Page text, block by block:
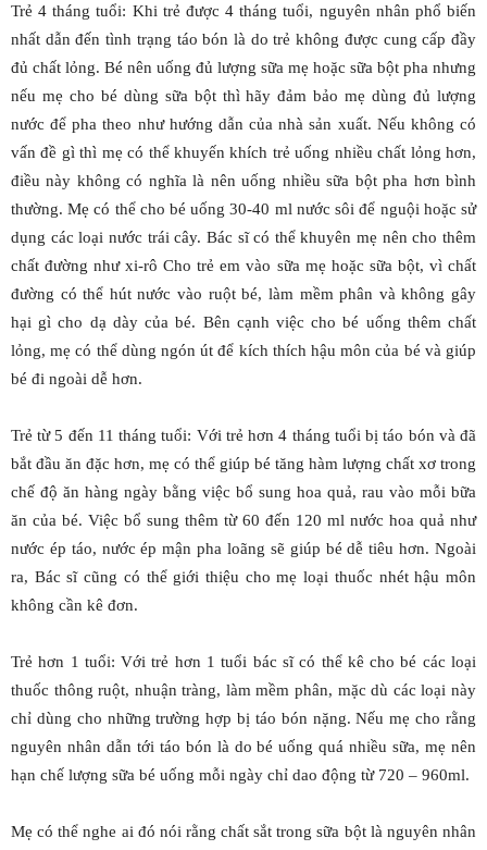
Trẻ 4 tháng tuổi: Khi trẻ được 4 tháng tuổi, nguyên nhân phổ biến
nhất dẫn đến tình trạng táo bón là do trẻ không được cung cấp đầy
đủ chất lỏng. Bé nên uống đủ lượng sữa mẹ hoặc sữa bột pha nhưng
nếu mẹ cho bé dùng sữa bột thì hãy đảm bảo mẹ dùng đủ lượng
nước để pha theo như hướng dẫn của nhà sản xuất. Nếu không có
vấn đề gì thì mẹ có thể khuyến khích trẻ uống nhiều chất lỏng hơn,
điều này không có nghĩa là nên uống nhiều sữa bột pha hơn bình
thường. Mẹ có thể cho bé uống 30-40 ml nước sôi để nguội hoặc sử
dụng các loại nước trái cây. Bác sĩ có thể khuyên mẹ nên cho thêm
chất đường như xi-rô Cho trẻ em vào sữa mẹ hoặc sữa bột, vì chất
đường có thể hút nước vào ruột bé, làm mềm phân và không gây
hại gì cho dạ dày của bé. Bên cạnh việc cho bé uống thêm chất
lỏng, mẹ có thể dùng ngón út để kích thích hậu môn của bé và giúp
bé đi ngoài dễ hơn.
Trẻ từ 5 đến 11 tháng tuổi: Với trẻ hơn 4 tháng tuổi bị táo bón và đã
bắt đầu ăn đặc hơn, mẹ có thể giúp bé tăng hàm lượng chất xơ trong
chế độ ăn hàng ngày bằng việc bổ sung hoa quả, rau vào mỗi bữa
ăn của bé. Việc bổ sung thêm từ 60 đến 120 ml nước hoa quả như
nước ép táo, nước ép mận pha loãng sẽ giúp bé dễ tiêu hơn. Ngoài
ra, Bác sĩ cũng có thể giới thiệu cho mẹ loại thuốc nhét hậu môn
không cần kê đơn.
Trẻ hơn 1 tuổi: Với trẻ hơn 1 tuổi bác sĩ có thể kê cho bé các loại
thuốc thông ruột, nhuận tràng, làm mềm phân, mặc dù các loại này
chỉ dùng cho những trường hợp bị táo bón nặng. Nếu mẹ cho rằng
nguyên nhân dẫn tới táo bón là do bé uống quá nhiều sữa, mẹ nên
hạn chế lượng sữa bé uống mỗi ngày chỉ dao động từ 720 – 960ml.
Mẹ có thể nghe ai đó nói rằng chất sắt trong sữa bột là nguyên nhân